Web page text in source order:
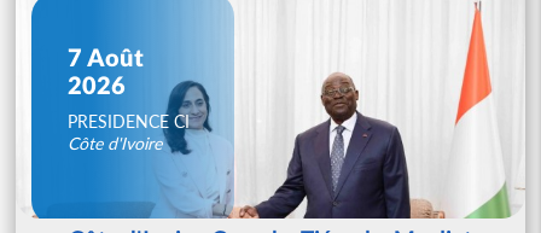
7 Août
2026
PRESIDENCE CI
Côte d'Ivoire